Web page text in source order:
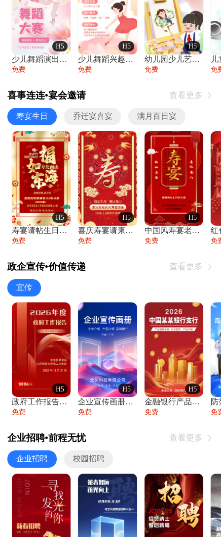
H5
少儿舞蹈演出舞蹈比赛跳舞大赛文艺汇演活动
免费
H5
少儿舞蹈兴趣班艺术培训学校招生宣传
免费
H5
幼儿园少儿艺术展览绘画展摄影作品展美术展
免费 免
喜事连连•宴会邀请 查看更多 
寿宴生日 乔迁宴喜宴 满月百日宴
H5
寿宴请帖生日宴邀请函老人寿星生日快乐祝寿
免费
H5
喜庆寿宴请柬老人生日宴会邀请函请柬过大寿
免费
H5
中国风寿宴老人生日宴会邀请函寿宴请帖请柬
免费 免
政企宣传•价值传递 查看更多 
宣传
H5
政府工作报告政府年终工作总结
免费
H5
企业宣传画册公司简介产品介绍业务宣传手册
免费
H5
金融银行产品宣传手册企业宣传产品介绍
免费
防
免
企业招聘•前程无忧 查看更多 
企业招聘 校园招聘